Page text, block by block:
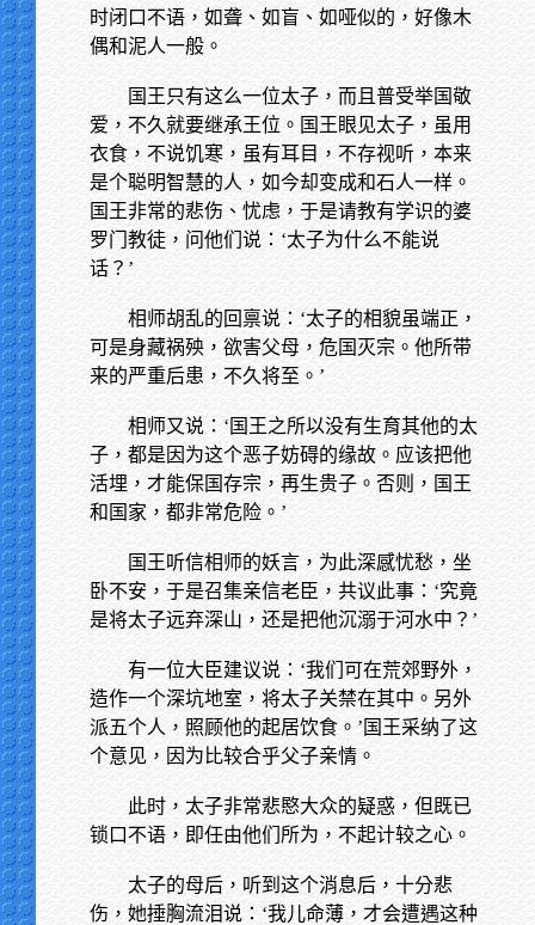
时闭口不语，如聋、如盲、如哑似的，好像木
偶和泥人一般。
国王只有这么一位太子，而且普受举国敬
爱，不久就要继承王位。国王眼见太子，虽用
衣食，不说饥寒，虽有耳目，不存视听，本来
是个聪明智慧的人，如今却变成和石人一样。
国王非常的悲伤、忧虑，于是请教有学识的婆
罗门教徒，问他们说：‘太子为什么不能说
话？’
相师胡乱的回禀说：‘太子的相貌虽端正，
可是身藏祸殃，欲害父母，危国灭宗。他所带
来的严重后患，不久将至。’
相师又说：‘国王之所以没有生育其他的太
子，都是因为这个恶子妨碍的缘故。应该把他
活埋，才能保国存宗，再生贵子。否则，国王
和国家，都非常危险。’
国王听信相师的妖言，为此深感忧愁，坐
卧不安，于是召集亲信老臣，共议此事：‘究竟
是将太子远弃深山，还是把他沉溺于河水中？’
有一位大臣建议说：‘我们可在荒郊野外，
造作一个深坑地室，将太子关禁在其中。另外
派五个人，照顾他的起居饮食。’国王采纳了这
个意见，因为比较合乎父子亲情。
此时，太子非常悲愍大众的疑惑，但既已
锁口不语，即任由他们所为，不起计较之心。
太子的母后，听到这个消息后，十分悲
伤，她捶胸流泪说：‘我儿命薄，才会遭遇这种